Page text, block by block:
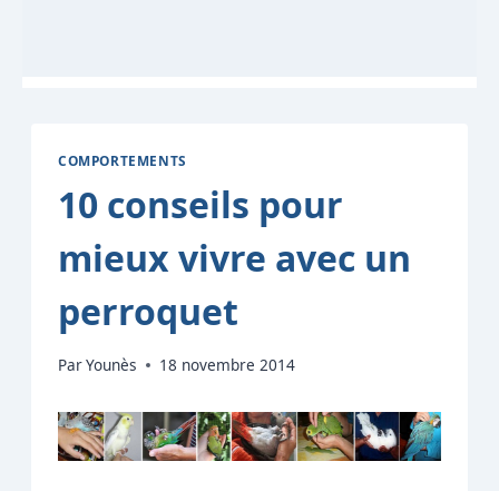
COMPORTEMENTS
10 conseils pour
mieux vivre avec un
perroquet
ParYounès 18 novembre 2014